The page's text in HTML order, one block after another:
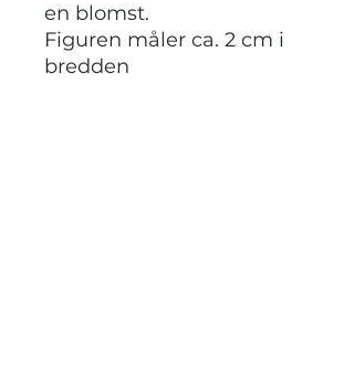
en blomst.
Figuren måler ca. 2 cm i
bredden